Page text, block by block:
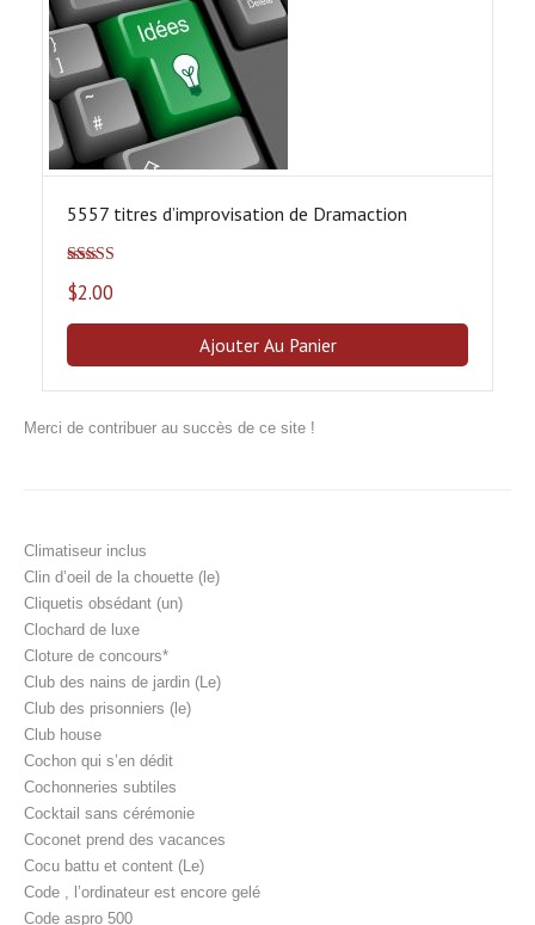
5557 titres d’improvisation de Dramaction
5
$2.00
Ajouter Au Panier
Merci de contribuer au succès de ce site !
Climatiseur inclus
Clin d’oeil de la chouette (le)
Cliquetis obsédant (un)
Clochard de luxe
Cloture de concours*
Club des nains de jardin (Le)
Club des prisonniers (le)
Club house
Cochon qui s’en dédit
Cochonneries subtiles
Cocktail sans cérémonie
Coconet prend des vacances
Cocu battu et content (Le)
Code , l’ordinateur est encore gelé
Code aspro 500